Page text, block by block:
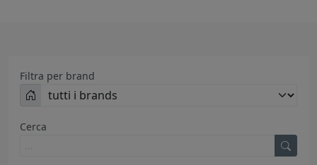
Filtra per brand
Cerca